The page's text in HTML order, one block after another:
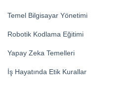
Temel Bilgisayar Yönetimi
Robotik Kodlama Eğitimi
Yapay Zeka Temelleri
İş Hayatında Etik Kurallar